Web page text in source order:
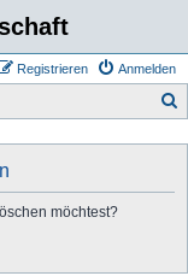
Anmelden
Registrieren
möchtest?